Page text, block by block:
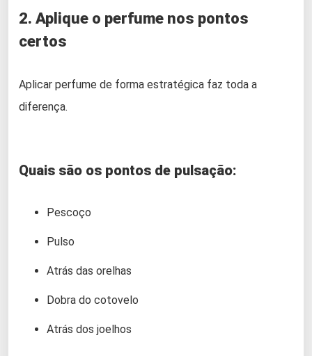
2. Aplique o perfume nos pontos
certos
Aplicar perfume de forma estratégica faz toda a
diferença.
Quais são os pontos de pulsação:
Pescoço
Pulso
Atrás das orelhas
Dobra do cotovelo
Atrás dos joelhos